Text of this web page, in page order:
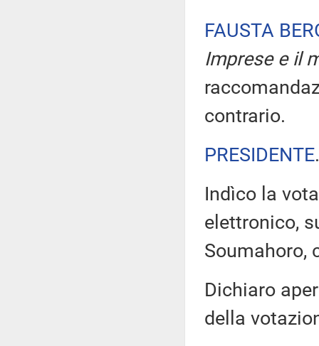
FAUSTA
Imprese e il
contrario.
PRESIDENTE
Indìco la
elettronico,
Soumahoro,
Dichiaro
della